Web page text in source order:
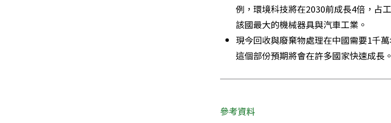
例，環境科技將在2030前成長4倍，占
該國最大的機械器具與汽車工業。
現今回收與廢棄物處理在中國需要1千
這個部份預期將會在許多國家快速成長。
參考資料